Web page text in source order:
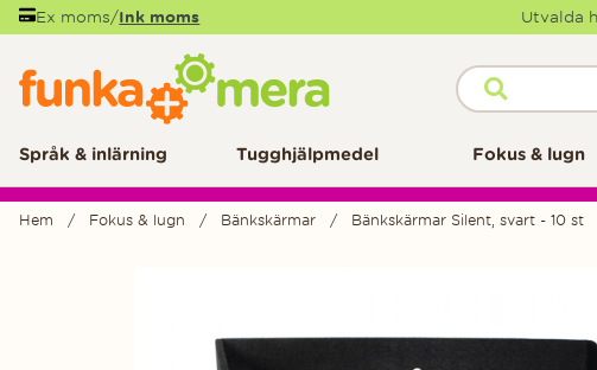
Ex moms/Ink moms Utvalda
Språk & inlärning Tugghjälpmedel Fokus & lugn
Hem Fokus & lugn Bänkskärmar Bänkskärmar Silent, svart - 10 st